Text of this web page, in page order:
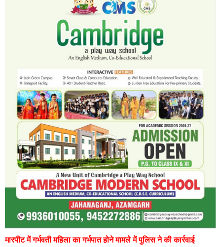
मारपीट में गर्भवती महिला का गर्भपात होने मामले में पुलिस ने की कार्रवाई